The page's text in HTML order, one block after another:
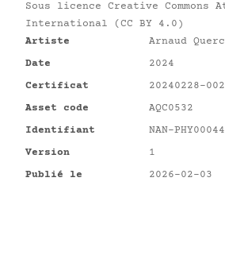
Sous licence Creative
International (CC BY 4.0)
Artiste
Arnaud
Date
2024
Certificat
20240228-
Asset code
AQC0532
Identifiant
NAN-
Version
1
Publié le
2026-02-03